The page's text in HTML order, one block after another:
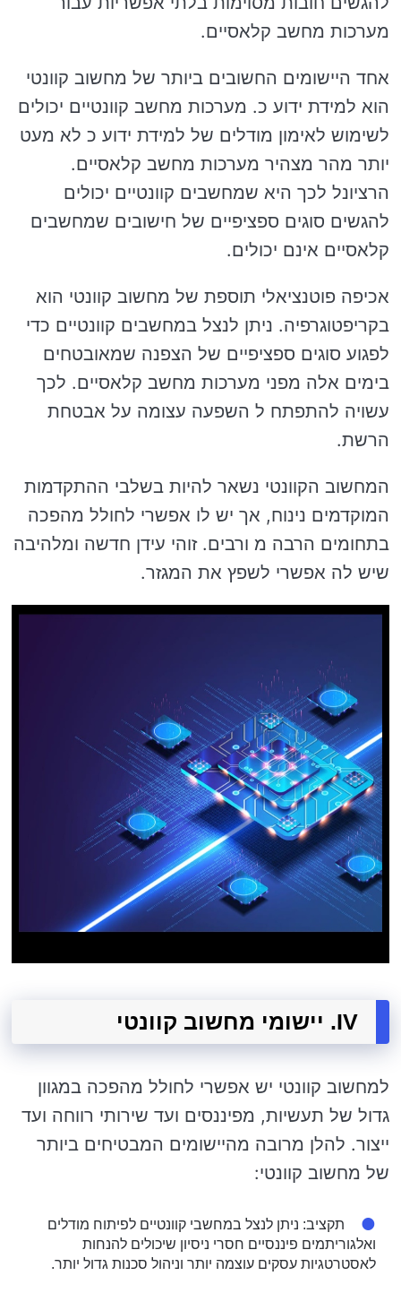
מערכות מחשב קלאסיים.
אחד היישומים החשובים ביותר של מחשוב קוונטי
הוא למידת ידוע כ. מערכות מחשב קוונטיים יכולים
לשימוש לאימון מודלים של למידת ידוע כ לא מעט
יותר מהר מצהיר מערכות מחשב קלאסיים.
הרציונל לכך היא שמחשבים קוונטיים יכולים
להגשים סוגים ספציפיים של חישובים שמחשבים
קלאסיים אינם יכולים.
אכיפה פוטנציאלי תוספת של מחשוב קוונטי הוא
בקריפטוגרפיה. ניתן לנצל במחשבים קוונטיים כדי
לפגוע סוגים ספציפיים של הצפנה שמאובטחים
בימים אלה מפני מערכות מחשב קלאסיים. לכך
עשויה להתפתח ל השפעה עצומה על אבטחת
הרשת.
המחשוב הקוונטי נשאר להיות בשלבי ההתקדמות
המוקדמים נינוח, אך יש לו אפשרי לחולל מהפכה
בתחומים הרבה מ ורבים. זוהי עידן חדשה ומלהיבה
שיש לה אפשרי לשפץ את המגזר.
IV. יישומי מחשוב קוונטי
למחשוב קוונטי יש אפשרי לחולל מהפכה במגוון
גדול של תעשיות, מפיננסים ועד שירותי רווחה ועד
ייצור. להלן מרובה מהיישומים המבטיחים ביותר
של מחשוב קוונטי:
תקציב: ניתן לנצל במחשבי קוונטיים לפיתוח מודלים
ואלגוריתמים פיננסיים חסרי ניסיון שיכולים להנחות
לאסטרטגיות עסקים עוצמה יותר וניהול סכנות גדול יותר.